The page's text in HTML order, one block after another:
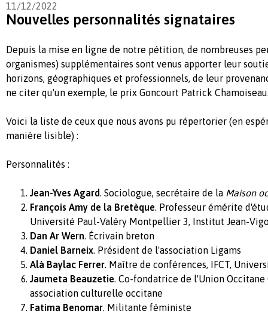
11/12/2022
Nouvelles personnalités signataires
Depuis la mise en ligne de notre pétition, de nombreuses
organismes) supplémentaires sont venus apporter leur
horizons, géographiques et professionnels, de leur
ne citer qu'un exemple, le prix Goncourt Patrick
Voici la liste de ceux que nous avons pu répertorier (en
manière lisible) :
Personnalités :
Jean-Yves Agard. Sociologue, secrétaire de la Maison
François Amy de la Bretèque. Professeur émérite
Université Paul-Valéry Montpellier 3, Institut Jean-
Dan Ar Wern. Écrivain breton
Daniel Barneix. Président de l'association Ligams
Alà Baylac Ferrer. Maître de conférences, IFCT,
Jaumeta Beauzetie. Co-fondatrice de l'Union Occitane
association culturelle occitane
Fatima Benomar. Militante féministe